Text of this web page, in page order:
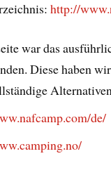
http://
war das
Diese haben
de/